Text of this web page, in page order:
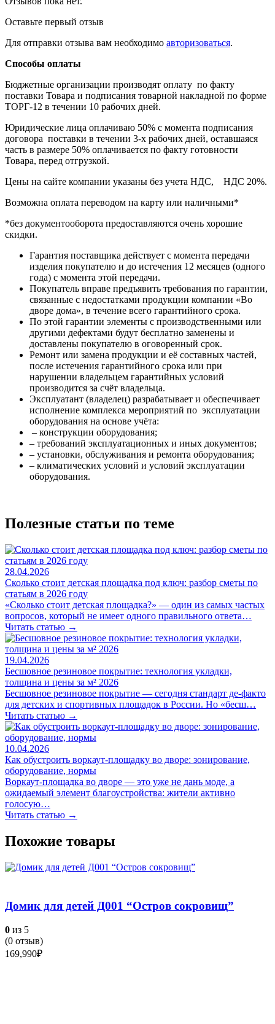
Оставьте первый отзыв
Для отправки отзыва вам необходимо авторизоваться.
Способы оплаты
Бюджетные организации производят оплату по факту
поставки Товара и подписания товарной накладной по форме
ТОРГ-12 в течении 10 рабочих дней.
Юридические лица оплачиваю 50% с момента подписания
договора поставки в течении 3-х рабочих дней, оставшаяся
часть в размере 50% оплачивается по факту готовности
Товара, перед отгрузкой.
Цены на сайте компании указаны без учета НДС, НДС 20%.
Возможна оплата переводом на карту или наличными*
*без документооборота предоставляются очень хорошие
скидки.
Гарантия поставщика действует с момента передачи
изделия покупателю и до истечения 12 месяцев (одного
года) с момента этой передачи.
Покупатель вправе предъявить требования по гарантии,
связанные с недостатками продукции компании «Во
дворе дома», в течение всего гарантийного срока.
По этой гарантии элементы с производственными или
другими дефектами будут бесплатно заменены и
доставлены покупателю в оговоренный срок.
Ремонт или замена продукции и её составных частей,
после истечения гарантийного срока или при
нарушении владельцем гарантийных условий
производится за счёт владельца.
Эксплуатант (владелец) разрабатывает и обеспечивает
исполнение комплекса мероприятий по эксплуатации
оборудования на основе учёта:
– конструкции оборудования;
– требований эксплуатационных и иных документов;
– установки, обслуживания и ремонта оборудования;
– климатических условий и условий эксплуатации
оборудования.
Полезные статьи по теме
28.04.2026
Сколько стоит детская площадка под ключ: разбор сметы по
статьям в 2026 году
«Сколько стоит детская площадка?» — один из самых частых
вопросов, который не имеет одного правильного ответа…
Читать статью →
19.04.2026
Бесшовное резиновое покрытие: технология укладки,
толщина и цены за м² 2026
Бесшовное резиновое покрытие — сегодня стандарт де-факто
для детских и спортивных площадок в России. Но «бесш…
Читать статью →
10.04.2026
Как обустроить воркаут-площадку во дворе: зонирование,
оборудование, нормы
Воркаут-площадка во дворе — это уже не дань моде, а
ожидаемый элемент благоустройства: жители активно
голосую…
Читать статью →
Похожие товары
Домик для детей Д001 “Остров сокровищ”
0 из 5
(0 отзыв)
169,990₽